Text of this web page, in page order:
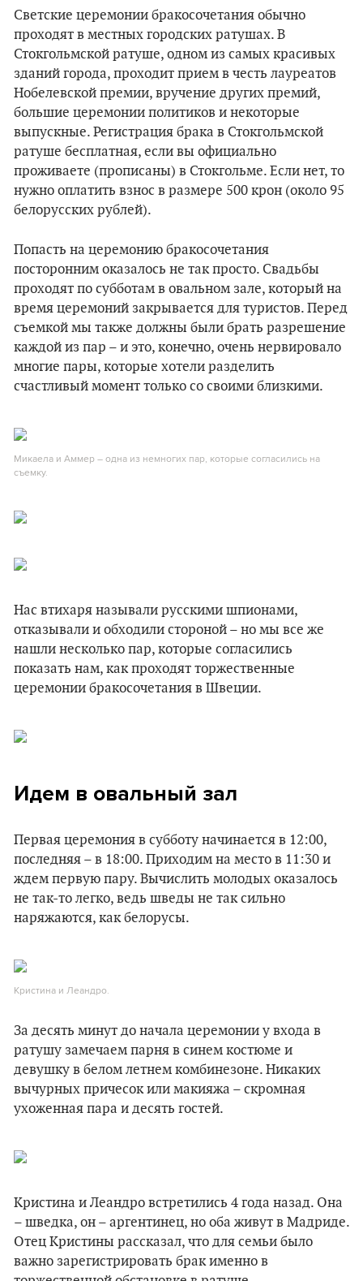
Светские церемонии бракосочетания обычно
проходят в местных городских ратушах. В
Стокгольмской ратуше, одном из самых красивых
зданий города, проходит прием в честь лауреатов
Нобелевской премии, вручение других премий,
большие церемонии политиков и некоторые
выпускные. Регистрация брака в Стокгольмской
ратуше бесплатная, если вы официально
проживаете (прописаны) в Стокгольме. Если нет, то
нужно оплатить взнос в размере 500 крон (около 95
белорусских рублей).
Попасть на церемонию бракосочетания
посторонним оказалось не так просто. Свадьбы
проходят по субботам в овальном зале, который на
время церемоний закрывается для туристов. Перед
съемкой мы также должны были брать разрешение
каждой из пар – и это, конечно, очень нервировало
многие пары, которые хотели разделить
счастливый момент только со своими близкими.
Микаела и Аммер – одна из немногих пар, которые согласились на
съемку.
Нас втихаря называли русскими шпионами,
отказывали и обходили стороной – но мы все же
нашли несколько пар, которые согласились
показать нам, как проходят торжественные
церемонии бракосочетания в Швеции.
Идем в овальный зал
Первая церемония в субботу начинается в 12:00,
последняя – в 18:00. Приходим на место в 11:30 и
ждем первую пару. Вычислить молодых оказалось
не так-то легко, ведь шведы не так сильно
наряжаются, как белорусы.
Кристина и Леандро.
За десять минут до начала церемонии у входа в
ратушу замечаем парня в синем костюме и
девушку в белом летнем комбинезоне. Никаких
вычурных причесок или макияжа – скромная
ухоженная пара и десять гостей.
Кристина и Леандро встретились 4 года назад. Она
– шведка, он – аргентинец, но оба живут в Мадриде.
Отец Кристины рассказал, что для семьи было
важно зарегистрировать брак именно в